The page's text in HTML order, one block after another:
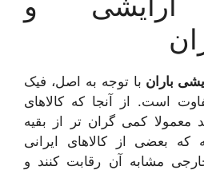
باران با توجه به اصل، فیک
است. از آنجا که کالاهای
معمولا کمی گران تر از بقیه
که بعضی از کالاهای ایرانی
مشابه آن رقابت کنند و